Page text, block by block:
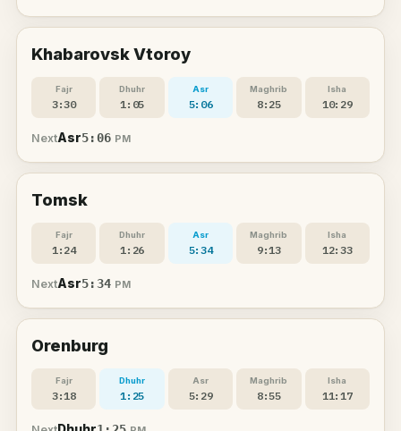
Khabarovsk Vtoroy
Fajr
3:30
Dhuhr
1:05
Asr
5:06
Maghrib
8:25
Isha
10:29
NextAsr5:06 PM
Tomsk
Fajr
1:24
Dhuhr
1:26
Asr
5:34
Maghrib
9:13
Isha
12:33
NextAsr5:34 PM
Orenburg
Fajr
3:18
Dhuhr
1:25
Asr
5:29
Maghrib
8:55
Isha
11:17